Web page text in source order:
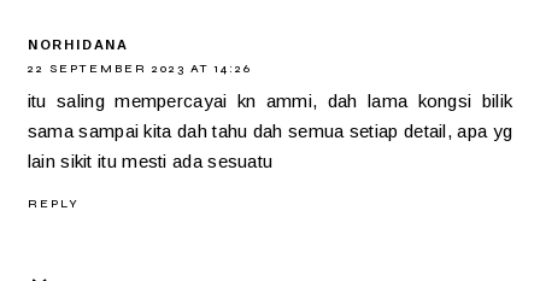
NORHIDANA
22 SEPTEMBER 2023 AT 14:26
itu saling mempercayai kn ammi, dah lama kongsi bilik
sama sampai kita dah tahu dah semua setiap detail, apa yg
lain sikit itu mesti ada sesuatu
REPLY